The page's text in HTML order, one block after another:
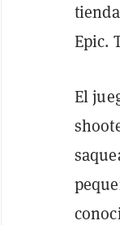
Epic.
El